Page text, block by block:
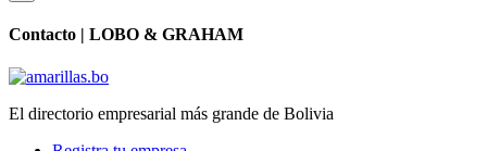
Contacto | LOBO & GRAHAM
El directorio empresarial más grande de Bolivia